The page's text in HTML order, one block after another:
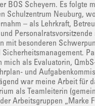
BOS Scheyern. Es folgte
Schulzentrum Neuburg,
– als Lehrkraft,
mit besonderen
Sicherheitsmanagement.
mich als Evaluatorin,
und
war meine Arbeit für
als Teamleiterin
Arbeitsgruppen „Marke